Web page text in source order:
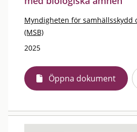
Myndigheten för samhällsskydd
(MSB)
2025
Öppna dokument